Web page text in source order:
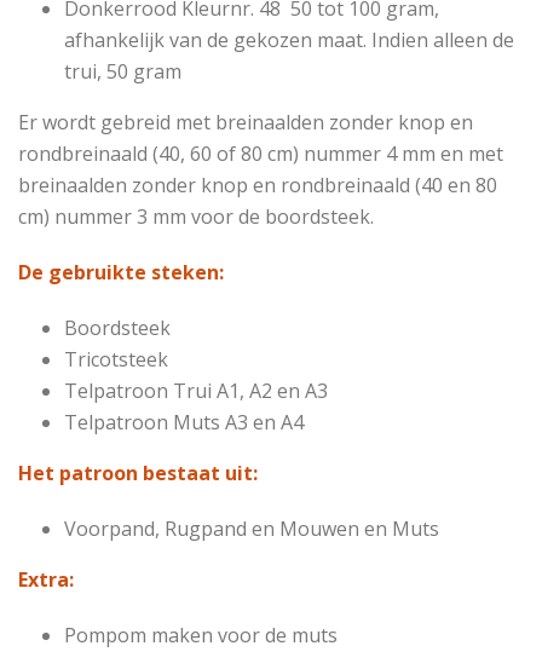
Donkerrood Kleurnr. 48 50 tot 100 gram,
afhankelijk van de gekozen maat. Indien alleen de
trui, 50 gram
Er wordt gebreid met breinaalden zonder knop en
rondbreinaald (40, 60 of 80 cm) nummer 4 mm en met
breinaalden zonder knop en rondbreinaald (40 en 80
cm) nummer 3 mm voor de boordsteek.
De gebruikte steken:
Boordsteek
Tricotsteek
Telpatroon Trui A1, A2 en A3
Telpatroon Muts A3 en A4
Het patroon bestaat uit:
Voorpand, Rugpand en Mouwen en Muts
Extra:
Pompom maken voor de muts